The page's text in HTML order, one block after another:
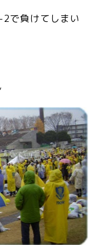
で負けてしまい